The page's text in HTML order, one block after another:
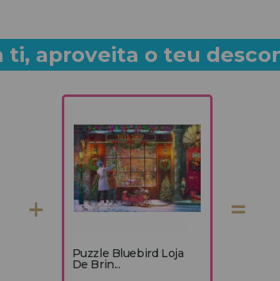
ti, aproveita o teu
Puzzle Bluebird Loja
De Brin...